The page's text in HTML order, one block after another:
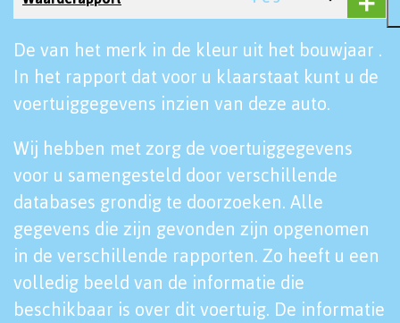
De van het merk in de kleur uit het bouwjaar .
In het rapport dat voor u klaarstaat kunt u de
voertuiggegevens inzien van deze auto.
Wij hebben met zorg de voertuiggegevens
voor u samengesteld door verschillende
databases grondig te doorzoeken. Alle
gegevens die zijn gevonden zijn opgenomen
in de verschillende rapporten. Zo heeft u een
volledig beeld van de informatie die
beschikbaar is over dit voertuig. De informatie